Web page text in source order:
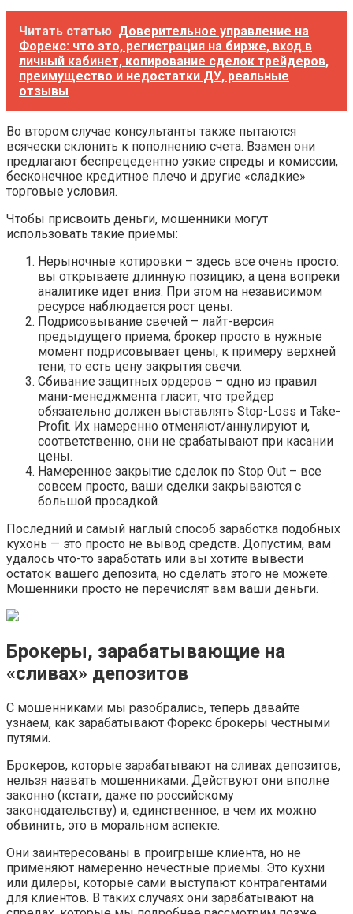
Читать статью Доверительное управление на
Форекс: что это, регистрация на бирже, вход в
личный кабинет, копирование сделок трейдеров,
преимущество и недостатки ДУ, реальные
отзывы
Во втором случае консультанты также пытаются
всячески склонить к пополнению счета. Взамен они
предлагают беспрецедентно узкие спреды и комиссии,
бесконечное кредитное плечо и другие «сладкие»
торговые условия.
Чтобы присвоить деньги, мошенники могут
использовать такие приемы:
Нерыночные котировки – здесь все очень просто:
вы открываете длинную позицию, а цена вопреки
аналитике идет вниз. При этом на независимом
ресурсе наблюдается рост цены.
Подрисовывание свечей – лайт-версия
предыдущего приема, брокер просто в нужные
момент подрисовывает цены, к примеру верхней
тени, то есть цену закрытия свечи.
Сбивание защитных ордеров – одно из правил
мани-менеджмента гласит, что трейдер
обязательно должен выставлять Stop-Loss и Take-
Profit. Их намеренно отменяют/аннулируют и,
соответственно, они не срабатывают при касании
цены.
Намеренное закрытие сделок по Stop Out – все
совсем просто, ваши сделки закрываются с
большой просадкой.
Последний и самый наглый способ заработка подобных
кухонь — это просто не вывод средств. Допустим, вам
удалось что-то заработать или вы хотите вывести
остаток вашего депозита, но сделать этого не можете.
Мошенники просто не перечислят вам ваши деньги.
Брокеры, зарабатывающие на
«сливах» депозитов
С мошенниками мы разобрались, теперь давайте
узнаем, как зарабатывают Форекс брокеры честными
путями.
Брокеров, которые зарабатывают на сливах депозитов,
нельзя назвать мошенниками. Действуют они вполне
законно (кстати, даже по российскому
законодательству) и, единственное, в чем их можно
обвинить, это в моральном аспекте.
Они заинтересованы в проигрыше клиента, но не
применяют намеренно нечестные приемы. Это кухни
или дилеры, которые сами выступают контрагентами
для клиентов. В таких случаях они зарабатывают на